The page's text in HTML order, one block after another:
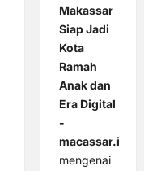
Makassar
Siap Jadi
Kota
Ramah
Anak dan
Era Digital
-
macassar.id
mengenai